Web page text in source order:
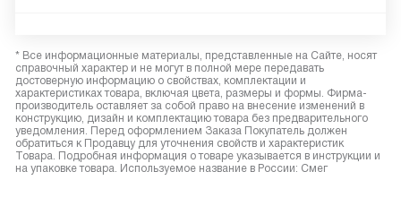
* Все информационные материалы, представленные на Сайте, носят
справочный характер и не могут в полной мере передавать
достоверную информацию о свойствах, комплектации и
характеристиках товара, включая цвета, размеры и формы. Фирма-
производитель оставляет за собой право на внесение изменений в
конструкцию, дизайн и комплектацию товара без предварительного
уведомления. Перед оформлением Заказа Покупатель должен
обратиться к Продавцу для уточнения свойств и характеристик
Товара. Подробная информация о товаре указывается в инструкции и
на упаковке товара. Используемое название в России: Смег